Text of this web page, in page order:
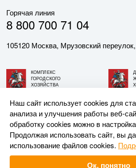
Горячая линия
8 800 700 71 04
105120 Москва, Мрузовский
КОМПЛЕКС
ГОРОДСКОГО
ХОЗЯЙСТВА
© АО «МОСГАЗ», 2026. При
ссылка на сайт обязательна.
Разработка и поддержка —Upriver
Наш сайт использует cookies для
анализа и улучшения работы веб-
обработку cookies можно в
Продолжая использовать сайт, вы
использование файлов cookies.
Ок, понятно